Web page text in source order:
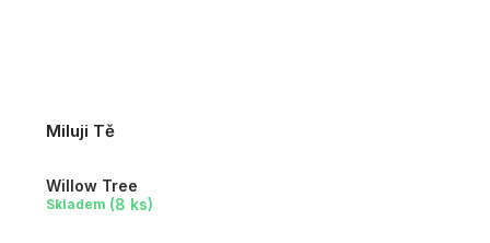
Miluji Tě
Willow Tree
Skladem (8 ks)